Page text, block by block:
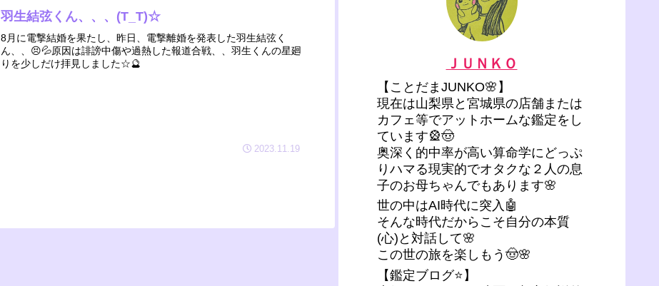
羽生結弦くん、、、(T_T)☆
8月に電撃結婚を果たし、昨日、電撃離婚を発表した羽生結弦く
ん、、😣💦原因は誹謗中傷や過熱した報道合戦、、羽生くんの星廻
りを少しだけ拝見しました☆🔮
2023.11.19
ＪＵＮＫＯ
【ことだまJUNKO🌸】
現在は山梨県と宮城県の店舗または
カフェ等でアットホームな鑑定をし
ています🎡🤠
奥深く的中率が高い算命学にどっぷ
りハマる現実的でオタクな２人の息
子のお母ちゃんでもあります🌸
世の中はAI時代に突入🤖
そんな時代だからこそ自分の本質
(心)と対話して🌸
この世の旅を楽しもう🤠🌸
【鑑定ブログ⭐】